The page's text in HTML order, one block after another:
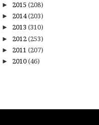
► 2015 (208)
► 2014(203)
► 2013 (310)
► 2012 (253)
► 2011 (207)
► 2010 (46)